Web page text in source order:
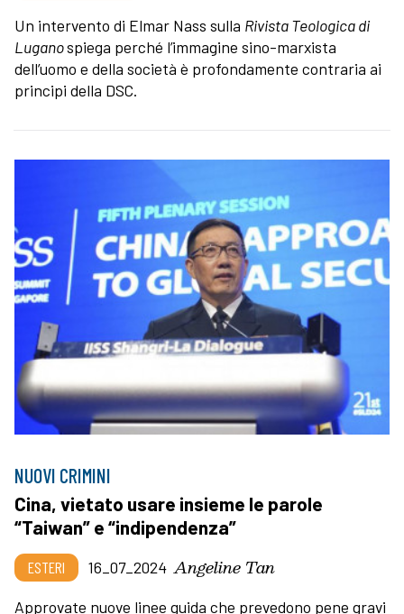
Un intervento di Elmar Nass sulla Rivista Teologica di
Luganospiega perché l’immagine sino-marxista
dell’uomo e della società è profondamente contraria ai
principi della DSC.
NUOVI CRIMINI
Cina, vietato usare insieme le parole
“Taiwan” e “indipendenza”
ESTERI 16_07_2024 Angeline Tan
Approvate nuove linee guida che prevedono pene gravi